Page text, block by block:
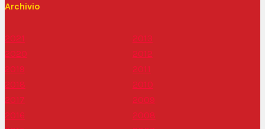
Archivio
2021
2020
2019
2018
2017
2016
2013
2012
2011
2010
2009
2008